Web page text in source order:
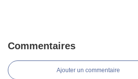
Commentaires
Ajouter un commentaire